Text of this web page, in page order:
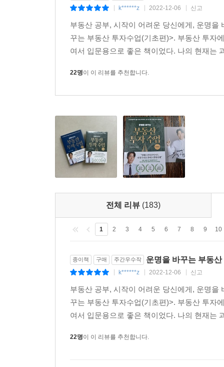
k******z 2022-12-06 신고
부동산 공부, 시작이 어려운 당신에게, 운명
꾸는 부동산 투자수업(기초편)>. 부동산 투자
여서 입문용으로 좋은 책이었다. 나의 현재는
22명이 이 리뷰를 추천합니다.
전체 리뷰 (183)
1 2 3 4 5 6 7 8 9 10
종이책 구매 주간우수작 운명을 바꾸는 부동
k******z 2022-12-06 신고
부동산 공부, 시작이 어려운 당신에게, 운명
꾸는 부동산 투자수업(기초편)>. 부동산 투자
여서 입문용으로 좋은 책이었다. 나의 현재는
22명이 이 리뷰를 추천합니다.